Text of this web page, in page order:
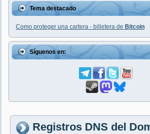
Tema destacado
Como proteger una cartera - billetera de Bitcoin
Síguenos en:
Registros DNS del